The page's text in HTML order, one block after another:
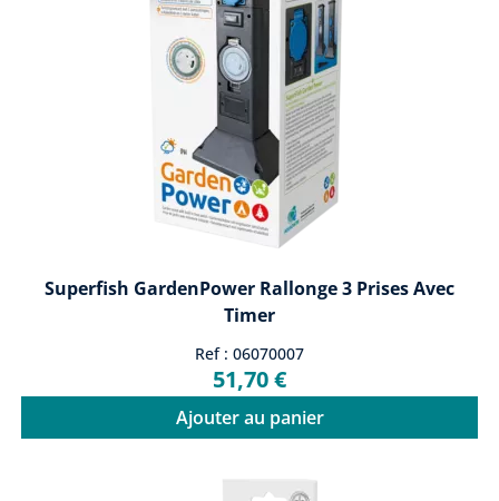
Superfish GardenPower Rallonge 3 Prises Avec
Timer
Ref : 06070007
51,70 €
Ajouter au panier